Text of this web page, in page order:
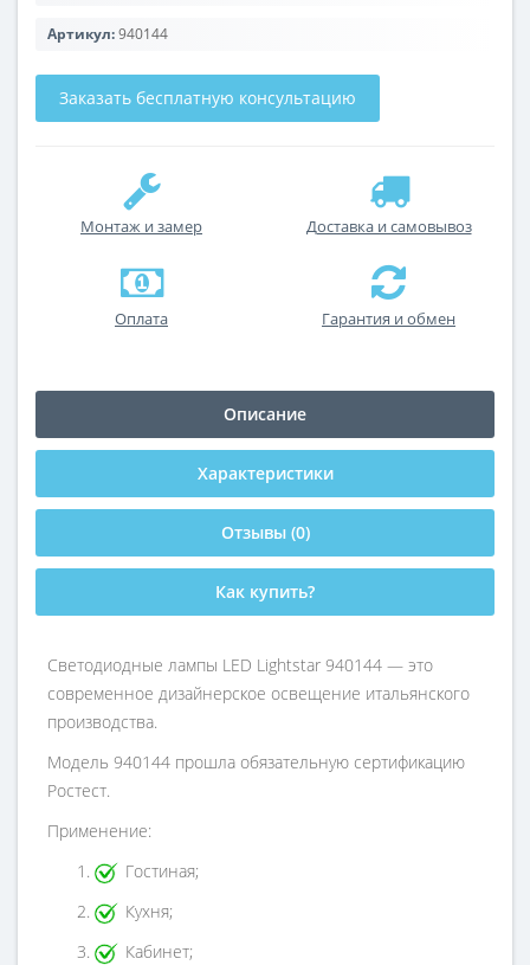
Артикул:940144
Заказать бесплатную консультацию
Монтаж и замер Доставка и самовывоз
Оплата Гарантия и обмен
Описание
Характеристики
Отзывы (0)
Как купить?
Светодиодные лампы LED Lightstar 940144 — это
современное дизайнерское освещение итальянского
производства.
Модель 940144 прошла обязательную сертификацию
Ростест.
Применение:
Гостиная;
Кухня;
Кабинет;